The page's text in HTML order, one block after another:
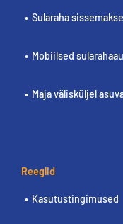
Sularaha
Mobiilsed
Maja välisküljel
Reeglid
Kasutustingimused